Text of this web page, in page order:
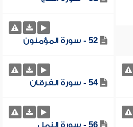
52 - سورة المؤمنون
54 - سورة الفرقان
56 - سورة النمل